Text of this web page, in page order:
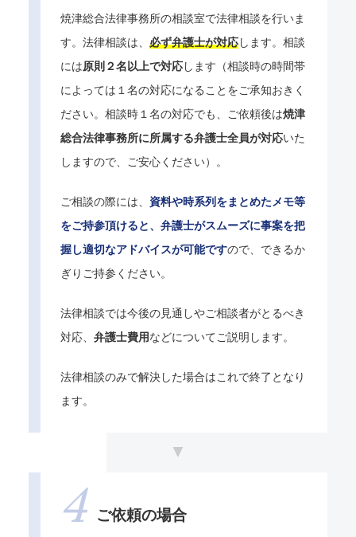
焼津総合法律事務所の相談室で法律相談を行いま
す。法律相談は、 必ず弁護士が対応します。相談
には原則２名以上で対応します（相談時の時間帯
によっては１名の対応になることをご承知おきく
ださい。相談時１名の対応でも、ご依頼後は焼津
総合法律事務所に所属する弁護士全員が対応いた
しますので、ご安心ください）。
ご相談の際には、 資料や時系列をまとめたメモ等
をご持参頂けると、弁護士がスムーズに事案を把
握し適切なアドバイスが可能ですので、できるか
ぎりご持参ください。
法律相談では今後の見通しやご相談者がとるべき
対応、 弁護士費用などについてご説明します。
法律相談のみで解決した場合はこれで終了となり
ます。
ご依頼の場合